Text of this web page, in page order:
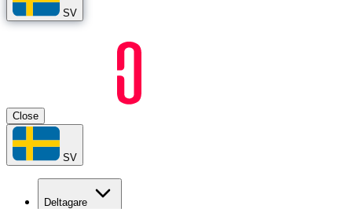
SV
Close
SV
Deltagare